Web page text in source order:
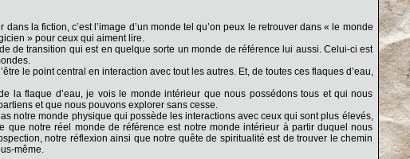
la fiction, c’est l’image d’un monde tel qu’on peux le retrouver dans « le monde
» pour ceux qui aiment lire.
de transition qui est en quelque sorte un monde de référence lui aussi. Celui-ci est
le point central en interaction avec tout les autres. Et, de toutes ces flaques d’eau,
la flaque d’eau, je vois le monde intérieur que nous possédons tous et qui nous
et que nous pouvons explorer sans cesse.
notre monde physique qui possède les interactions avec ceux qui sont plus élevés,
notre réel monde de référence est notre monde intérieur à partir duquel nous
notre réflexion ainsi que notre quête de spiritualité est de trouver le chemin
même.